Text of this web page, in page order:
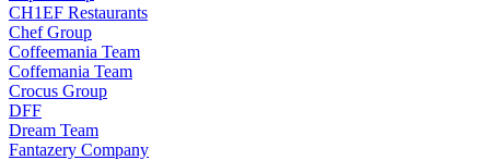
CH1EF Restaurants
Chef Group
Coffeemania Team
Coffemania Team
Crocus Group
DFF
Dream Team
Fantazery Company